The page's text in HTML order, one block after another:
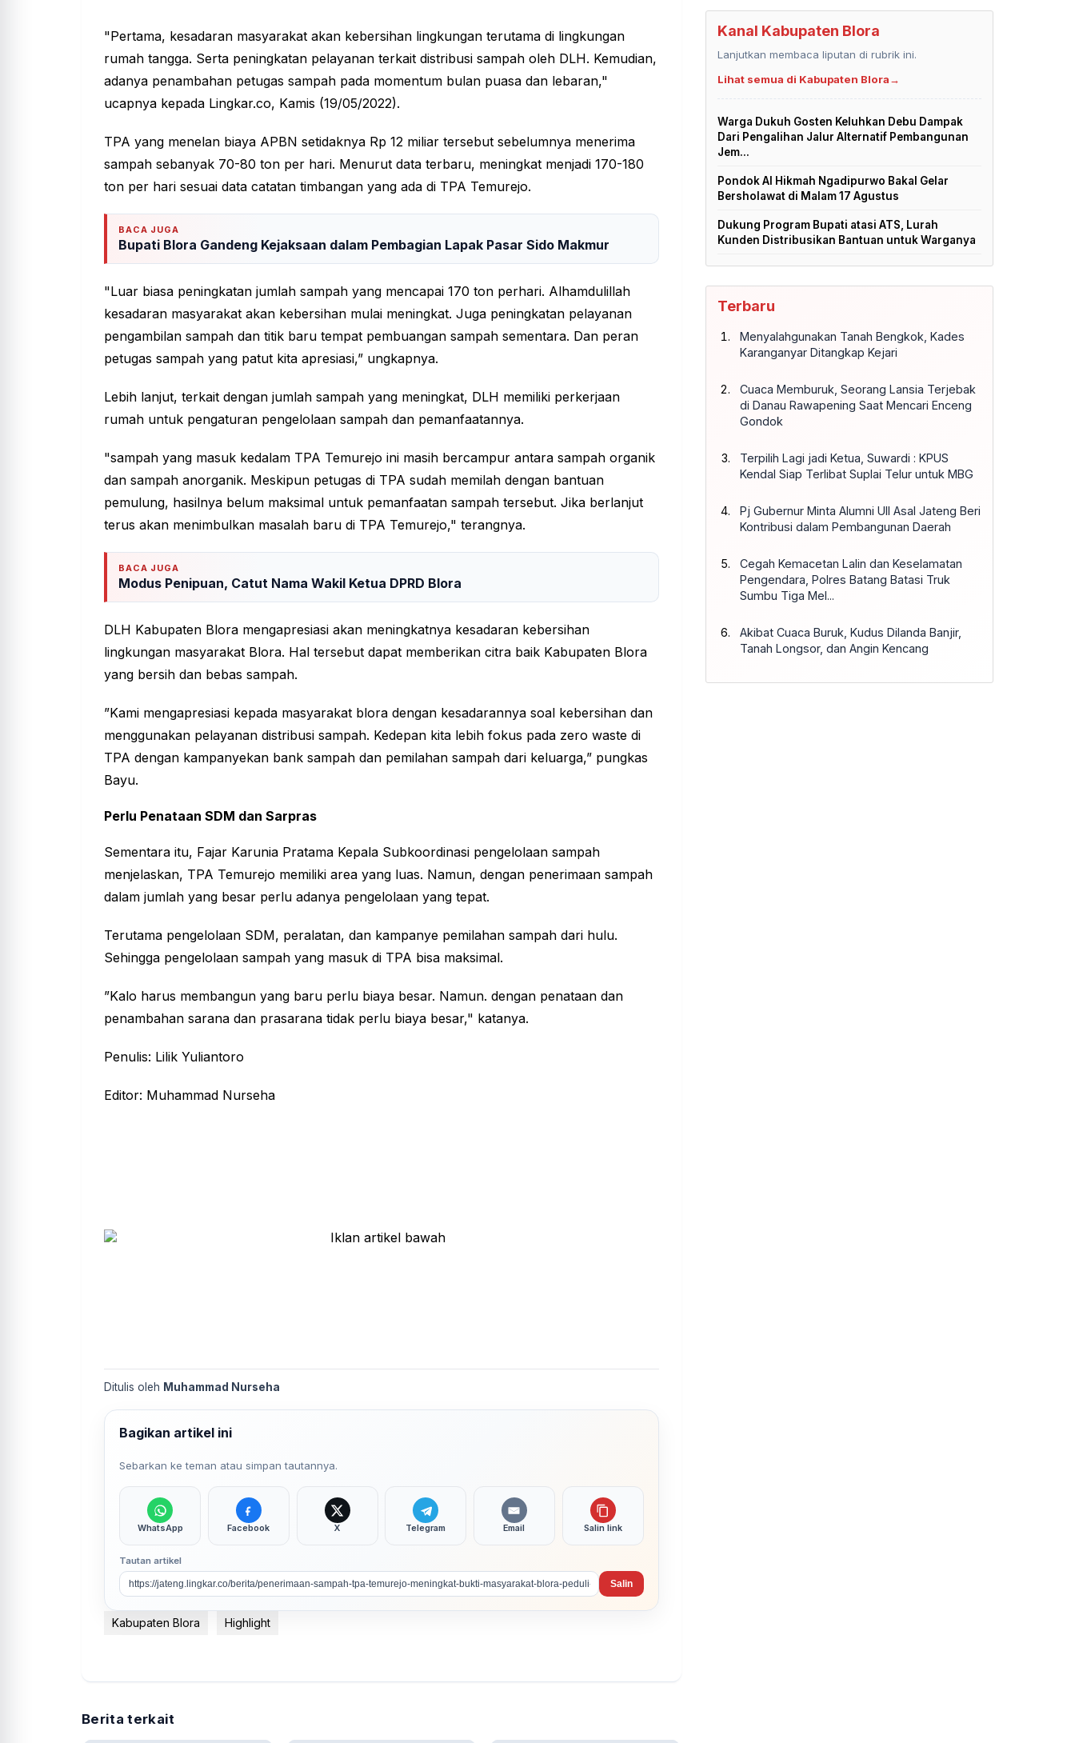
"Pertama, kesadaran masyarakat akan kebersihan lingkungan terutama di lingkungan
rumah tangga. Serta peningkatan pelayanan terkait distribusi sampah oleh DLH. Kemudian,
adanya penambahan petugas sampah pada momentum bulan puasa dan lebaran,"
ucapnya kepada Lingkar.co, Kamis (19/05/2022).
TPA yang menelan biaya APBN setidaknya Rp 12 miliar tersebut sebelumnya menerima
sampah sebanyak 70-80 ton per hari. Menurut data terbaru, meningkat menjadi 170-180
ton per hari sesuai data catatan timbangan yang ada di TPA Temurejo.
BACA JUGA
Bupati Blora Gandeng Kejaksaan dalam Pembagian Lapak Pasar Sido Makmur
"Luar biasa peningkatan jumlah sampah yang mencapai 170 ton perhari. Alhamdulillah
kesadaran masyarakat akan kebersihan mulai meningkat. Juga peningkatan pelayanan
pengambilan sampah dan titik baru tempat pembuangan sampah sementara. Dan peran
petugas sampah yang patut kita apresiasi,” ungkapnya.
Lebih lanjut, terkait dengan jumlah sampah yang meningkat, DLH memiliki perkerjaan
rumah untuk pengaturan pengelolaan sampah dan pemanfaatannya.
"sampah yang masuk kedalam TPA Temurejo ini masih bercampur antara sampah organik
dan sampah anorganik. Meskipun petugas di TPA sudah memilah dengan bantuan
pemulung, hasilnya belum maksimal untuk pemanfaatan sampah tersebut. Jika berlanjut
terus akan menimbulkan masalah baru di TPA Temurejo," terangnya.
BACA JUGA
Modus Penipuan, Catut Nama Wakil Ketua DPRD Blora
DLH Kabupaten Blora mengapresiasi akan meningkatnya kesadaran kebersihan
lingkungan masyarakat Blora. Hal tersebut dapat memberikan citra baik Kabupaten Blora
yang bersih dan bebas sampah.
”Kami mengapresiasi kepada masyarakat blora dengan kesadarannya soal kebersihan dan
menggunakan pelayanan distribusi sampah. Kedepan kita lebih fokus pada zero waste di
TPA dengan kampanyekan bank sampah dan pemilahan sampah dari keluarga,” pungkas
Bayu.
Perlu Penataan SDM dan Sarpras
Sementara itu, Fajar Karunia Pratama Kepala Subkoordinasi pengelolaan sampah
menjelaskan, TPA Temurejo memiliki area yang luas. Namun, dengan penerimaan sampah
dalam jumlah yang besar perlu adanya pengelolaan yang tepat.
Terutama pengelolaan SDM, peralatan, dan kampanye pemilahan sampah dari hulu.
Sehingga pengelolaan sampah yang masuk di TPA bisa maksimal.
”Kalo harus membangun yang baru perlu biaya besar. Namun. dengan penataan dan
penambahan sarana dan prasarana tidak perlu biaya besar," katanya.
Penulis: Lilik Yuliantoro
Editor: Muhammad Nurseha
Ditulis oleh Muhammad Nurseha
Bagikan artikel ini
Sebarkan ke teman atau simpan tautannya.
WhatsApp Facebook X Telegram Email Salin link
Tautan artikel
Salin
Kabupaten Blora Highlight
Berita terkait
Kanal Kabupaten Blora
Lanjutkan membaca liputan di rubrik ini.
Lihat semua di Kabupaten Blora→
Warga Dukuh Gosten Keluhkan Debu Dampak
Dari Pengalihan Jalur Alternatif Pembangunan
Jem...
Pondok Al Hikmah Ngadipurwo Bakal Gelar
Bersholawat di Malam 17 Agustus
Dukung Program Bupati atasi ATS, Lurah
Kunden Distribusikan Bantuan untuk Warganya
Terbaru
Menyalahgunakan Tanah Bengkok, Kades
Karanganyar Ditangkap Kejari
Cuaca Memburuk, Seorang Lansia Terjebak
di Danau Rawapening Saat Mencari Enceng
Gondok
Terpilih Lagi jadi Ketua, Suwardi : KPUS
Kendal Siap Terlibat Suplai Telur untuk MBG
Pj Gubernur Minta Alumni UII Asal Jateng Beri
Kontribusi dalam Pembangunan Daerah
Cegah Kemacetan Lalin dan Keselamatan
Pengendara, Polres Batang Batasi Truk
Sumbu Tiga Mel...
Akibat Cuaca Buruk, Kudus Dilanda Banjir,
Tanah Longsor, dan Angin Kencang